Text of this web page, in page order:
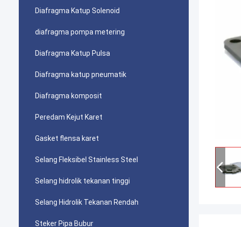
Diafragma Katup Solenoid
diafragma pompa metering
Diafragma Katup Pulsa
Diafragma katup pneumatik
Diafragma komposit
Peredam Kejut Karet
Gasket flensa karet
Selang Fleksibel Stainless Steel
Selang hidrolik tekanan tinggi
Selang Hidrolik Tekanan Rendah
Steker Pipa Bubur